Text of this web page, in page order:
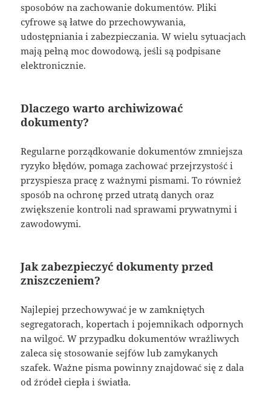
sposobów na zachowanie dokumentów. Pliki
cyfrowe są łatwe do przechowywania,
udostępniania i zabezpieczania. W wielu sytuacjach
mają pełną moc dowodową, jeśli są podpisane
elektronicznie.
Dlaczego warto archiwizować
dokumenty?
Regularne porządkowanie dokumentów zmniejsza
ryzyko błędów, pomaga zachować przejrzystość i
przyspiesza pracę z ważnymi pismami. To również
sposób na ochronę przed utratą danych oraz
zwiększenie kontroli nad sprawami prywatnymi i
zawodowymi.
Jak zabezpieczyć dokumenty przed
zniszczeniem?
Najlepiej przechowywać je w zamkniętych
segregatorach, kopertach i pojemnikach odpornych
na wilgoć. W przypadku dokumentów wrażliwych
zaleca się stosowanie sejfów lub zamykanych
szafek. Ważne pisma powinny znajdować się z dala
od źródeł ciepła i światła.